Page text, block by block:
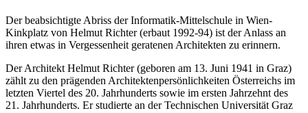
Der beabsichtigte Abriss der Informatik-Mittelschule in Wien-
Kinkplatz von Helmut Richter (erbaut 1992-94) ist der Anlass an
ihren etwas in Vergessenheit geratenen Architekten zu erinnern.
Der Architekt Helmut Richter (geboren am 13. Juni 1941 in Graz)
zählt zu den prägenden Architektenpersönlichkeiten Österreichs im
letzten Viertel des 20. Jahrhunderts sowie im ersten Jahrzehnt des
21. Jahrhunderts. Er studierte an der Technischen Universität Graz